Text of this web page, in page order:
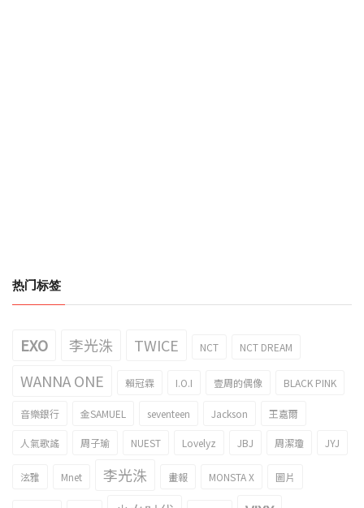
热门标签
EXO 李光洙 TWICE NCT NCT DREAM
WANNA ONE 賴冠霖 I.O.I 壹周的偶像 BLACK PINK
音樂銀行 金SAMUEL seventeen Jackson 王嘉爾
人氣歌謠 周子瑜 NUEST Lovelyz JBJ 周潔瓊 JYJ
泫雅 Mnet 李光洙 畫報 MONSTA X 圖片